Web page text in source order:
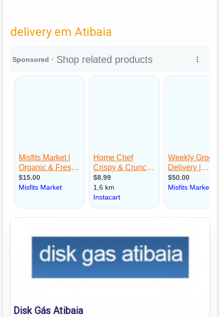
delivery em Atibaia
Disk Gás Atibaia